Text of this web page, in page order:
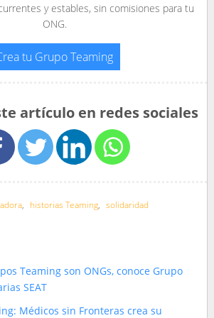
y estables, sin comisiones para tu
ONG.
tu Grupo Teaming
artículo en redes sociales
, historias Teaming, solidaridad
Teaming son ONGs, conoce Grupo
SEAT
Médicos sin Fronteras crea su